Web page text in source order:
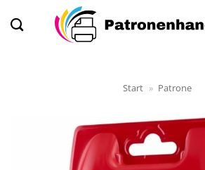
Inhalt
Start » Patrone